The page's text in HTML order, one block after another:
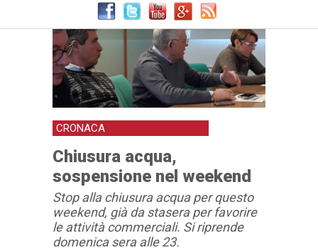
CRONACA
Chiusura acqua,
sospensione nel weekend
Stop alla chiusura acqua per questo
weekend, già da stasera per favorire
le attività commerciali. Si riprende
domenica sera alle 23.